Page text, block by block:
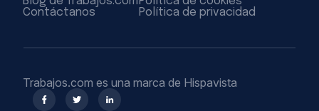
Contáctanos
Política de privacidad
Trabajos.com es una marca de Hispavista